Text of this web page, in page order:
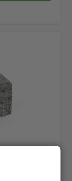
harmaa